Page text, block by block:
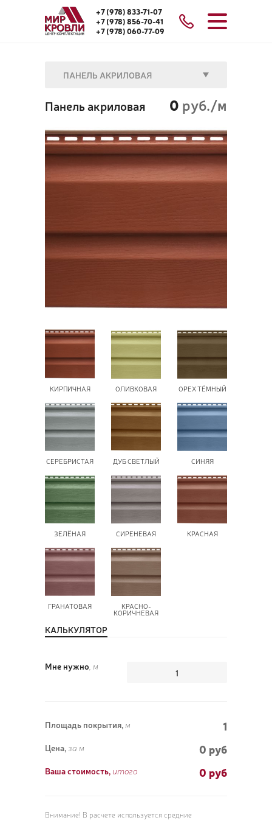
+7 (978) 833-71-07
+7 (978) 856-70-41
+7 (978) 060-77-09
ПАНЕЛЬ АКРИЛОВАЯ
Панель акриловая 0 руб./м
КИРПИЧНАЯ ОЛИВКОВАЯ ОРЕХ ТЁМНЫЙ
СЕРЕБРИСТАЯ ДУБ СВЕТЛЫЙ СИНЯЯ
ЗЕЛЁНАЯ СИРЕНЕВАЯ КРАСНАЯ
ГРАНАТОВАЯ КРАСНО-
КОРИЧНЕВАЯ
КАЛЬКУЛЯТОР
Мне нужно , м
Площадь покрытия, м 1
Цена, за м 0 руб
Ваша стоимость, итого 0 руб
Внимание! В расчете используется средние